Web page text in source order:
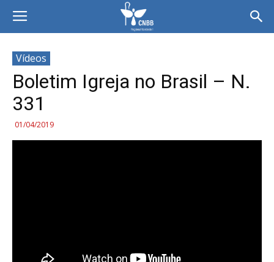
Vídeos
Boletim Igreja no Brasil – N.
331
01/04/2019